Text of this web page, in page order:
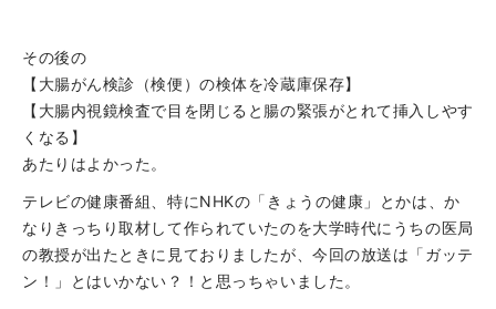
その後の
【大腸がん検診（検便）の検体を冷蔵庫保存】
【大腸内視鏡検査で目を閉じると腸の緊張がとれて挿入しやす
くなる】
あたりはよかった。
テレビの健康番組、特にNHKの「きょうの健康」とかは、か
なりきっちり取材して作られていたのを大学時代にうちの医局
の教授が出たときに見ておりましたが、今回の放送は「ガッテ
ン！」とはいかない？！と思っちゃいました。